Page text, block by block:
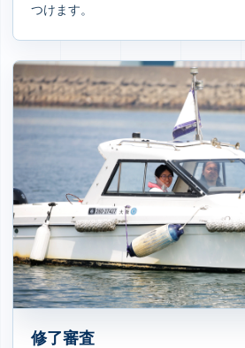
つけます。
修了審査